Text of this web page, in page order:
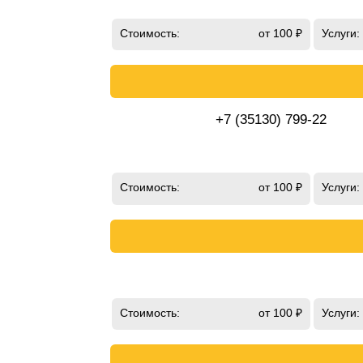
Стоимость: от 100 ₽ Услуги:
+7 (35130) 799-22
Стоимость: от 100 ₽ Услуги:
Стоимость: от 100 ₽ Услуги: